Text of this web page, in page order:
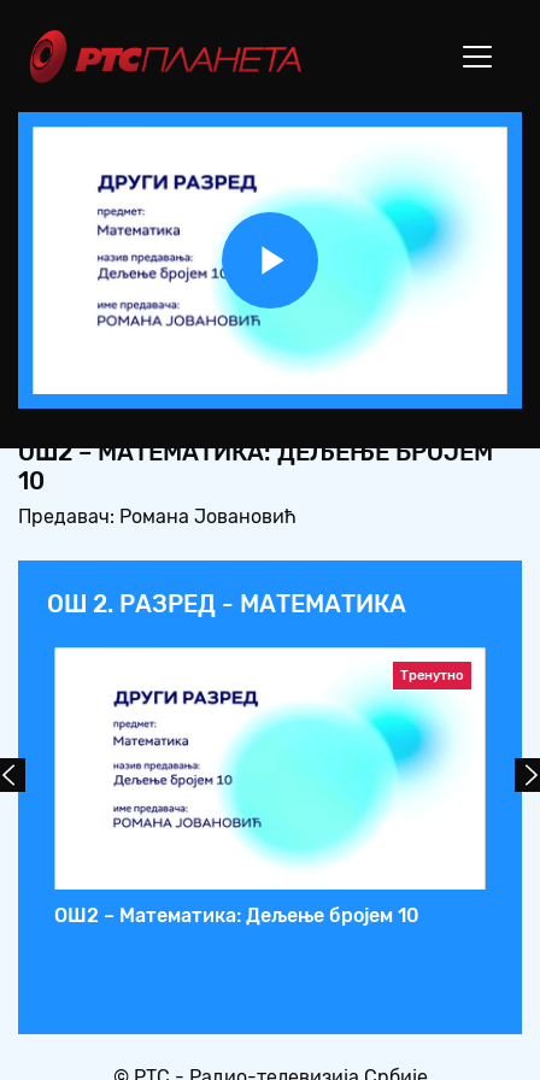
Play
Video
OШ2 – МАТЕМАТИКА: ДЕЉЕЊЕ БРОЈЕМ
10
Предавач: Романа Јовановић
ОШ 2. РАЗРЕД - МАТЕМАТИКА
Тренутно
OШ2 – Математика: Дељење бројем 10